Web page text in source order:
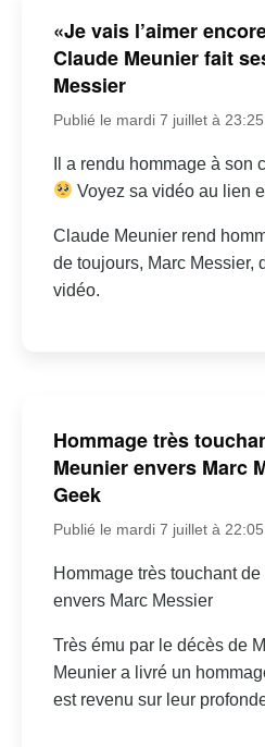
«Je vais l’aimer
Claude Meunier fait
Messier
Publié le mardi 7 juillet à 23:25
Il a rendu hommage à son
Voyez sa vidéo au lien
Claude Meunier rend
de toujours, Marc Messier,
vidéo.
Hommage très
Meunier envers Marc
Geek
Publié le mardi 7 juillet à 22:05
Hommage très touchant
envers Marc Messier
Très ému par le décès de
Meunier a livré un
est revenu sur leur